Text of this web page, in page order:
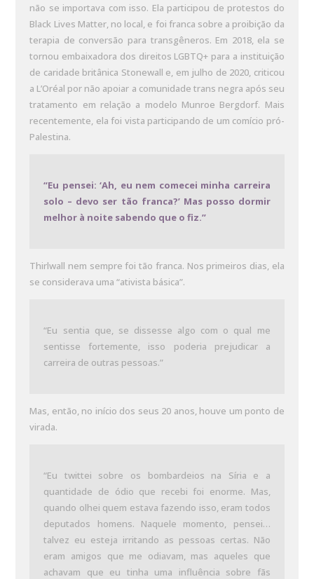
não se importava com isso. Ela participou de protestos do
Black Lives Matter, no local, e foi franca sobre a proibição da
terapia de conversão para transgêneros. Em 2018, ela se
tornou embaixadora dos direitos LGBTQ+ para a instituição
de caridade britânica Stonewall e, em julho de 2020, criticou
a L’Oréal por não apoiar a comunidade trans negra após seu
tratamento em relação a modelo Munroe Bergdorf. Mais
recentemente, ela foi vista participando de um comício pró-
Palestina.
“Eu pensei: ‘Ah, eu nem comecei minha carreira
solo – devo ser tão franca?’ Mas posso dormir
melhor à noite sabendo que o fiz.”
Thirlwall nem sempre foi tão franca. Nos primeiros dias, ela
se considerava uma “ativista básica”.
“Eu sentia que, se dissesse algo com o qual me
sentisse fortemente, isso poderia prejudicar a
carreira de outras pessoas.”
Mas, então, no início dos seus 20 anos, houve um ponto de
virada.
“Eu twittei sobre os bombardeios na Síria e a
quantidade de ódio que recebi foi enorme. Mas,
quando olhei quem estava fazendo isso, eram todos
deputados homens. Naquele momento, pensei…
talvez eu esteja irritando as pessoas certas. Não
eram amigos que me odiavam, mas aqueles que
achavam que eu tinha uma influência sobre fãs